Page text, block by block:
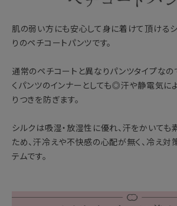
肌の弱い方にも安心して身に着けて頂ける
りのペチコートパンツです。
通常のペチコートと異なりパンツタイプな
くパンツのインナーとしても◎汗や静電気に
りつきを防ぎます。
シルクは吸湿・放湿性に優れ、汗をかいても
ため、汗冷えや不快感の心配が無く、冷え対
テムです。